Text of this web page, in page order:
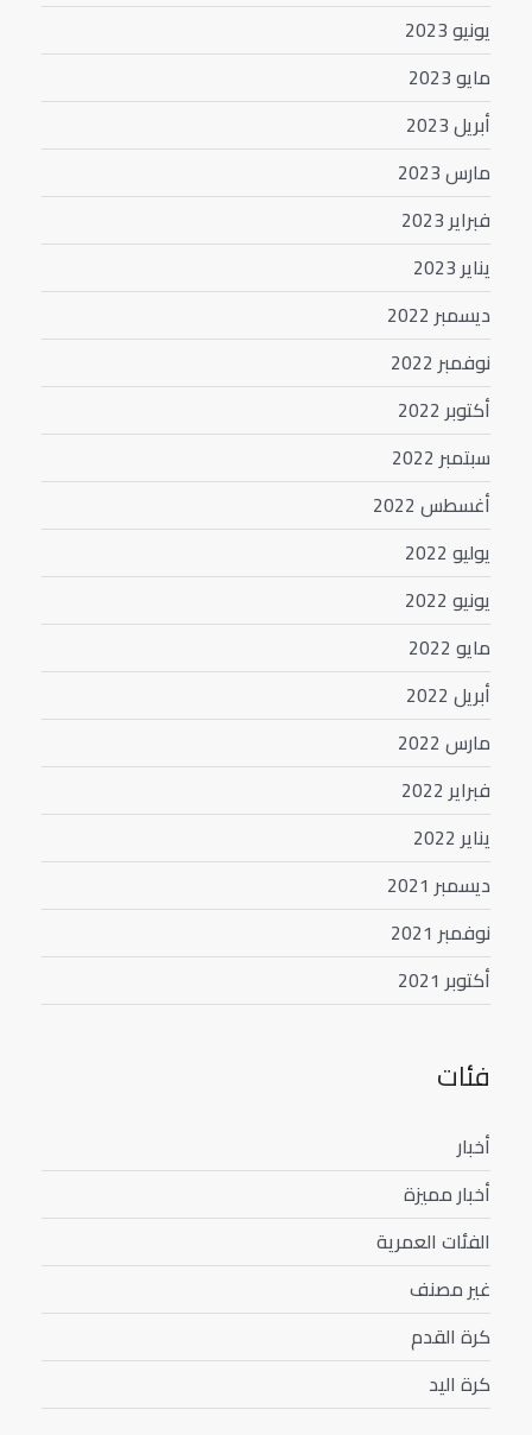
يونيو 2023
مايو 2023
أبريل 2023
مارس 2023
فبراير 2023
يناير 2023
ديسمبر 2022
نوفمبر 2022
أكتوبر 2022
سبتمبر 2022
أغسطس 2022
يوليو 2022
يونيو 2022
مايو 2022
أبريل 2022
مارس 2022
فبراير 2022
يناير 2022
ديسمبر 2021
نوفمبر 2021
أكتوبر 2021
فئات
أخبار
أخبار مميزة
الفئات العمرية
غير مصنف
كرة القدم
كرة اليد